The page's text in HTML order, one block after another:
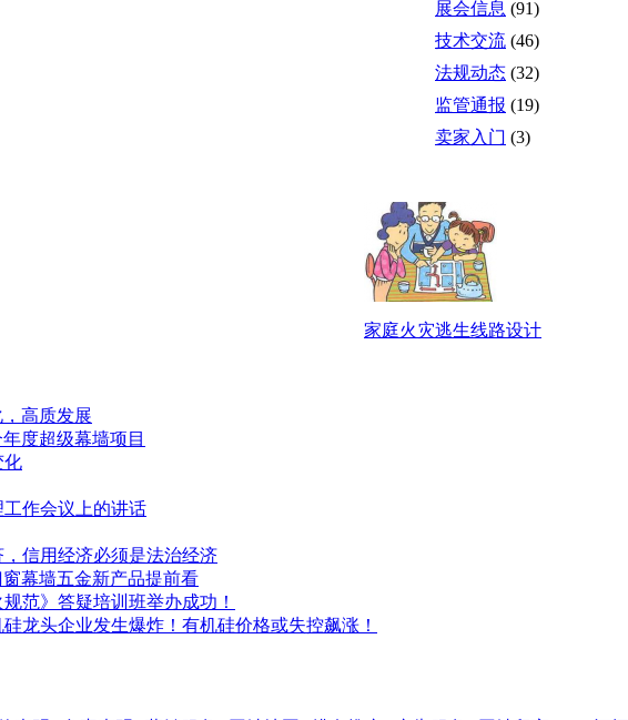
展会信息 (91)
技术交流 (46)
法规动态 (32)
监管通报 (19)
卖家入门 (3)
家庭火灾逃生线路设计
高质发展
度超级幕墙项目
化
作会议上的讲话
信用经济必须是法治经济
窗幕墙五金新产品提前看
范》答疑培训班举办成功！
龙头企业发生爆炸！有机硅价格或失控飙涨！